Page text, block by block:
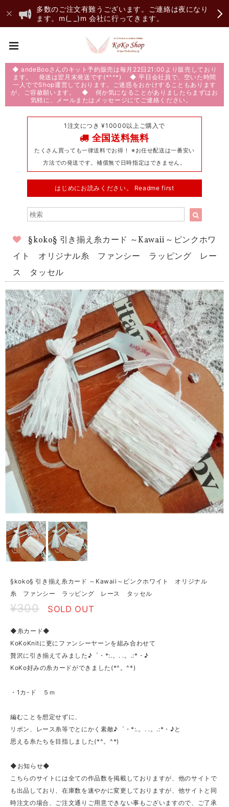
多数のご注文有難うございます。ご連絡は夜になり
ます。m(_ _)m 会社に行ってきます。
◆ andeBooさんのキット予約販売は毎月22日21:00より販売しており
ます。 発送は翌月末発送です(*^^*) ◆ 平日会社員で、空いた時間
一人ででShop運営しております。ご迷惑をおかけすることもあります
が、ご容赦願います。 ◆ 何か気になることがありましたらまずはお
気軽に、メールまたはメッセージにてご連絡ください。
1注文につき ¥10000以上ご購入で
全国送料無料
たくさん買っても一律送料でお得！ ※お任せ配送は一番安い
方法での発送です。補償無で日時指定はできません。
はじめにお読みください。 Readme first
§koko§ 引き揃え糸カード ～Kawaii～ピンクホワ
イト オリジナル糸 ファンシー ラッピング レー
ス タッセル
§koko§ 引き揃え糸カード ～Kawaii～ピンクホワイト オリジナル
糸 ファンシー ラッピング レース タッセル
¥300 SOLD OUT
◆糸カード◆
KoKoKnitに更にファンシーヤーンを組み合わせて
贅沢に引き揃えてみました♪゜・*:.。. .。.:*・♪
KoKo好みの糸カードができました(*^。^*)
・1カ-ド ５ｍ
編むことを想定せずに、
リボン、レース糸等でとにかく素敵♪゜・*:.。. .。.:*・♪と
思える糸たちを目指しました(*^。^*)
◆お知らせ◆
こちらのサイトには全ての作品数を掲載しておりますが、他のサイトで
も出品しており、在庫数を速やかに変更しておりますが、他サイトと同
時注文の場合、ご注文通りご用意できない事もございますので、ご了承